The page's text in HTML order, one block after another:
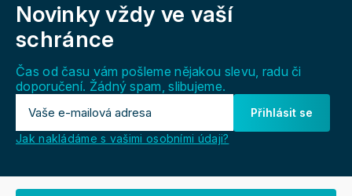
Novinky vždy ve vaší
schránce
Čas od času vám pošleme nějakou slevu, radu či
doporučení. Žádný spam, slibujeme.
Přihlásit se
Jak nakládáme s vašimi osobními údaji?